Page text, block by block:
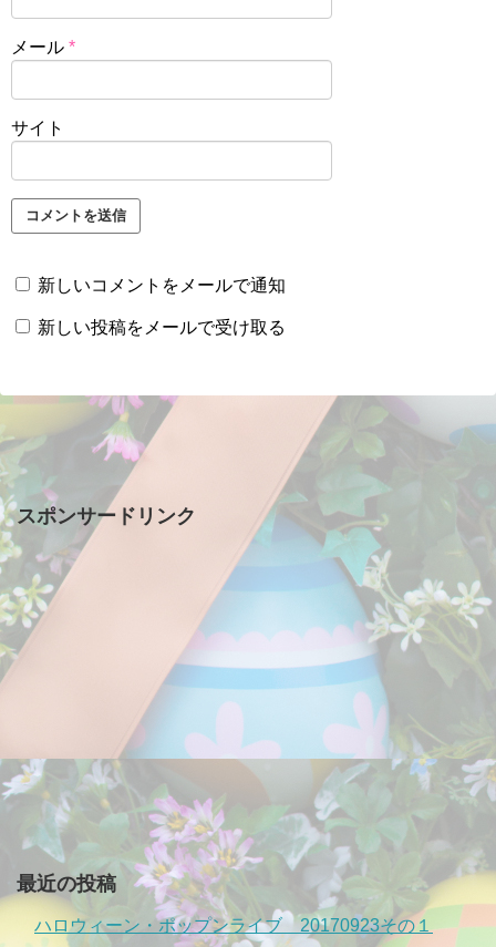
メール *
サイト
新しいコメントをメールで通知
新しい投稿をメールで受け取る
スポンサードリンク
最近の投稿
ハロウィーン・ポップンライブ 20170923その１